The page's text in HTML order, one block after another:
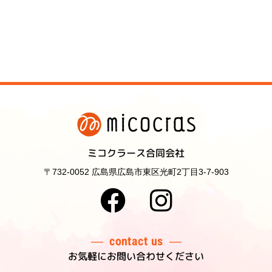
ミコクラース合同会社
〒732-0052 広島県広島市東区光町2丁目3-7-903
contact us
お気軽にお問い合わせください